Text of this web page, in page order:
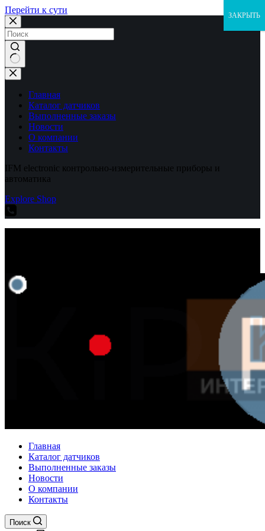
Перейти к сути
Ничего
не
найденоГлавная
Каталог датчиков
Выполненные заказы
Новости
О компании
Контакты
IFM electronic контрольно-измерительные приборы и
автоматика
Explore Shop
Главная
Каталог датчиков
Выполненные заказы
Новости
О компании
Контакты
Поиск
ЗАКРЫТЬ